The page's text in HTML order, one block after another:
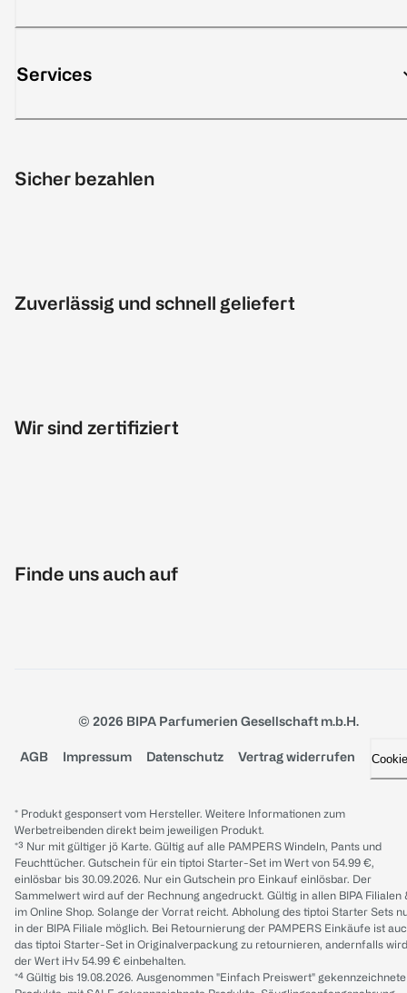
Services
Sicher bezahlen
Zuverlässig und schnell geliefert
Wir sind zertifiziert
Finde uns auch auf
© 2026 BIPA Parfumerien Gesellschaft m.b.H.
AGB Impressum Datenschutz Vertrag widerrufen
* Produkt gesponsert vom Hersteller. Weitere Informationen zum
Werbetreibenden direkt beim jeweiligen Produkt.
*³ Nur mit gültiger jö Karte. Gültig auf alle PAMPERS Windeln, Pants und
Feuchttücher. Gutschein für ein tiptoi Starter-Set im Wert von 54.99 €,
einlösbar bis 30.09.2026. Nur ein Gutschein pro Einkauf einlösbar. Der
Sammelwert wird auf der Rechnung angedruckt. Gültig in allen BIPA Filialen
im Online Shop. Solange der Vorrat reicht. Abholung des tiptoi Starter Sets
in der BIPA Filiale möglich. Bei Retournierung der PAMPERS Einkäufe ist
das tiptoi Starter-Set in Originalverpackung zu retournieren, andernfalls wird
der Wert iHv 54.99 € einbehalten.
*⁴ Gültig bis 19.08.2026. Ausgenommen "Einfach Preiswert" gekennzeichnete